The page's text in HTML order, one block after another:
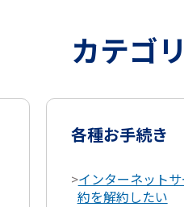
カテゴ
各種お手続き
>インターネット
約を解約したい